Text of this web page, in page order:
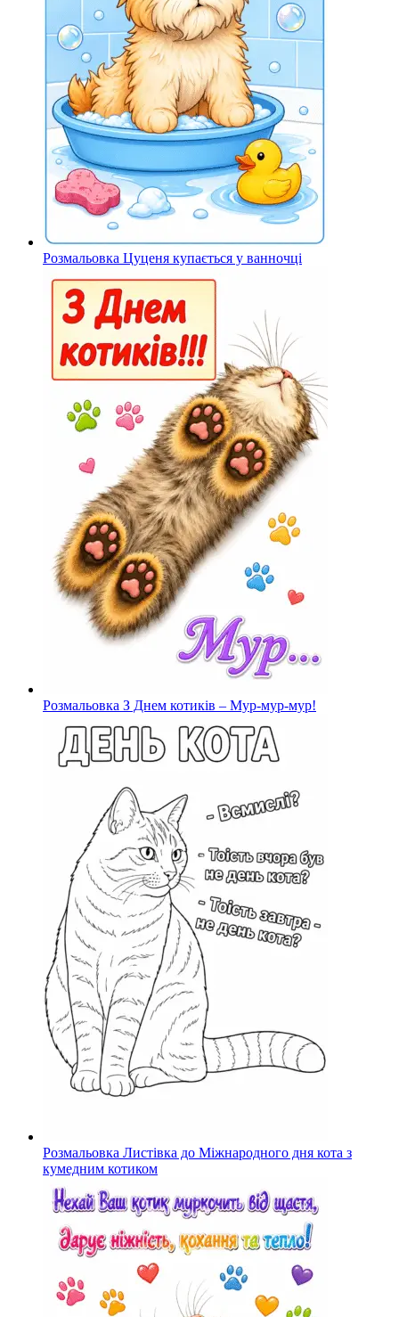
Розмальовка Цуценя купається у ванночці
Розмальовка З Днем котиків – Мур-мур-мур!
Розмальовка Листівка до Міжнародного дня кота з
кумедним котиком